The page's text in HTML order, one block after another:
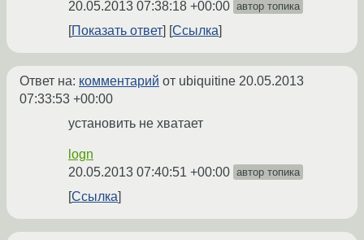
20.05.2013 07:38:18 +00:00 автор топика
Показать ответ Ссылка
Ответ на: комментарий от ubiquitine 20.05.2013
07:33:53 +00:00
установить не хватает
logn
20.05.2013 07:40:51 +00:00 автор топика
Ссылка